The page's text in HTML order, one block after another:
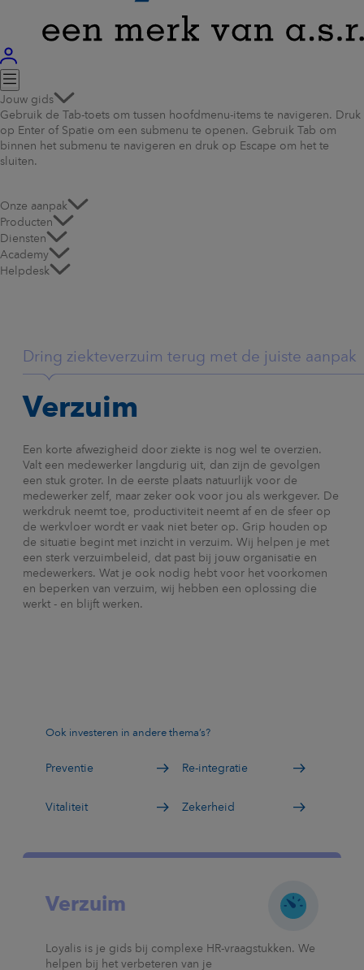
Jouw gids
Gebruik de Tab-toets om tussen hoofdmenu-items te navigeren. Druk
op Enter of Spatie om een submenu te openen. Gebruik Tab om
binnen het submenu te navigeren en druk op Escape om het te
sluiten.
Onze aanpak
Producten
Diensten
Academy
Helpdesk
Dring ziekteverzuim terug met de juiste aanpak
Verzuim
Een korte afwezigheid door ziekte is nog wel te overzien.
Valt een medewerker langdurig uit, dan zijn de gevolgen
een stuk groter. In de eerste plaats natuurlijk voor de
medewerker zelf, maar zeker ook voor jou als werkgever. De
werkdruk neemt toe, productiviteit neemt af en de sfeer op
de werkvloer wordt er vaak niet beter op. Grip houden op
de situatie begint met inzicht in verzuim. Wij helpen je met
een sterk verzuimbeleid, dat past bij jouw organisatie en
medewerkers. Wat je ook nodig hebt voor het voorkomen
en beperken van verzuim, wij hebben een oplossing die
werkt - en blijft werken.
Ook investeren in andere thema’s?
Preventie Re-integratie
Vitaliteit Zekerheid
Verzuim
Loyalis is je gids bij complexe HR-vraagstukken. We
helpen bij het verbeteren van je